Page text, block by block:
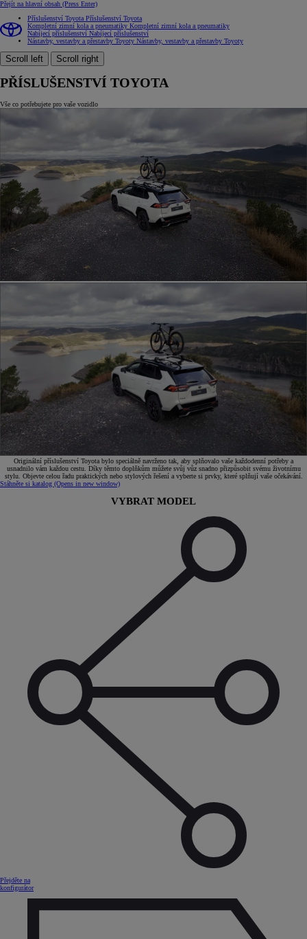
Přejít na hlavní obsah (Press Enter)
Příslušenství Toyota Příslušenství Toyota
Kompletní zimní kola a pneumatiky Kompletní zimní kola a pneumatiky
Nabíjecí příslušenství Nabíjecí příslušenství
Nástavby, vestavby a přestavby Toyoty Nástavby, vestavby a přestavby Toyoty
Scroll left Scroll right
PŘÍSLUŠENSTVÍ TOYOTA
Vše co potřebujete pro vaše vozidlo
Originální příslušenství Toyota bylo speciálně navrženo tak, aby splňovalo vaše každodenní potřeby a
usnadnilo vám každou cestu. Díky těmto doplňkům můžete svůj vůz snadno přizpůsobit svému životnímu
stylu. Objevte celou řadu praktických nebo stylových řešení a vyberte si prvky, které splňují vaše očekávání.
Stáhněte si katalog (Opens in new window)
VYBRAT MODEL
Přejděte na
konfigurátor